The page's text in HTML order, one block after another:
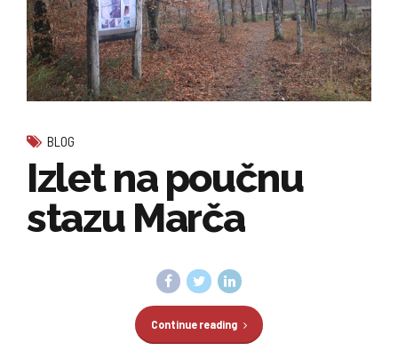
BLOG
Izlet na poučnu
stazu Marča
Continue reading